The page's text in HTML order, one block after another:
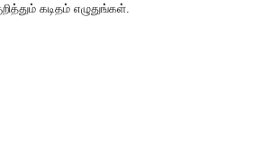
கடிதம் எழுதுங்கள்.